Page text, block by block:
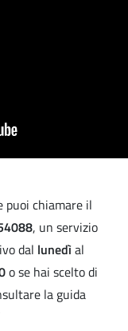
puoi chiamare il
, un servizio
dal lunedìal
o se hai scelto di
la guida